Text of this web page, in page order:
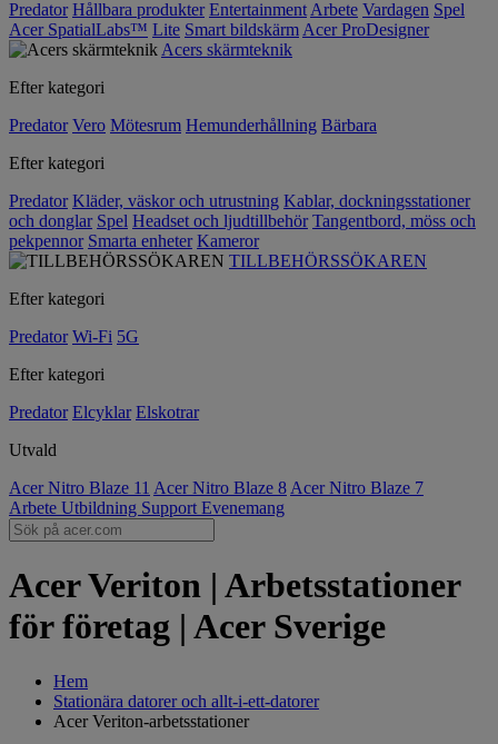
Predator Hållbara produkter Entertainment Arbete Vardagen Spel
Acer SpatialLabs™ Lite Smart bildskärm Acer ProDesigner
Acers skärmteknik
Efter kategori
Predator Vero Mötesrum Hemunderhållning Bärbara
Efter kategori
Predator Kläder, väskor och utrustning Kablar, dockningsstationer
och donglar Spel Headset och ljudtillbehör Tangentbord, möss och
pekpennor Smarta enheter Kameror
TILLBEHÖRSSÖKAREN
Efter kategori
Predator Wi-Fi 5G
Efter kategori
Predator Elcyklar Elskotrar
Utvald
Acer Nitro Blaze 11 Acer Nitro Blaze 8 Acer Nitro Blaze 7
Arbete Utbildning Support Evenemang
Acer Veriton | Arbetsstationer
för företag | Acer Sverige
Hem
Stationära datorer och allt-i-ett-datorer
Acer Veriton-arbetsstationer